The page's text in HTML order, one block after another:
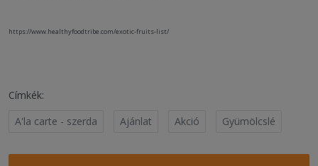
https://www.healthyfoodtribe.com/exotic-fruits-list/
Címkék:
A'la carte - szerda
Ajánlat Akció Gyümölcslé